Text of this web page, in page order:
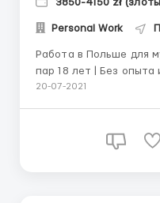
3850-4150 zł
Personal Work
Работа в Польше для
пар 18 лет | Без опыта
проживание | Без
из крупнейших в мире
20-07-2021